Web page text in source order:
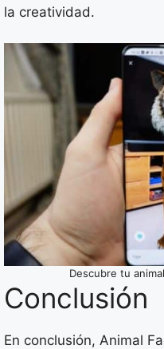
la creatividad.
Descubre tu
Conclusión
En conclusión, Animal